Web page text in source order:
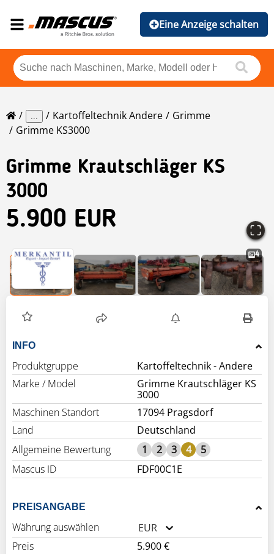
Eine Anzeige schalten
... Kartoffeltechnik Andere
Grimme
Grimme KS3000
Grimme Krautschläger KS
3000
5.900 EUR
4
INFO
Produktgruppe
Kartoffeltechnik - Andere
Marke / Model
Grimme Krautschläger KS
3000
Maschinen Standort
17094 Pragsdorf
Land
Deutschland
Allgemeine Bewertung
1 2 3 4
5
Mascus ID
FDF00C1E
PREISANGABE
Währung auswählen
EUR
Preis
5.900 €